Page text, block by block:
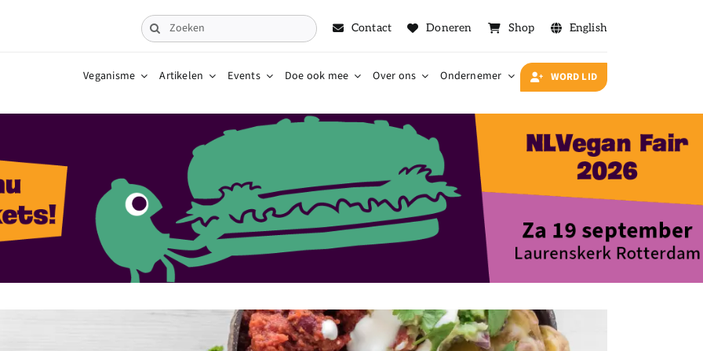
Zoeken
naar:
Contact Doneren Shop English
Veganisme Artikelen Events Doe ook mee Over ons Ondernemer WORD LID